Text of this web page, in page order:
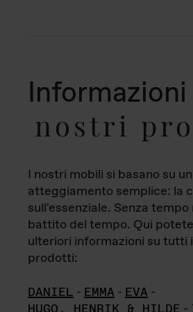
Informazioni
nostri
I nostri mobili si basano su un
atteggiamento semplice: la
sull'essenziale. Senza
battito del tempo. Qui
ulteriori informazioni su tutti
prodotti:
DANIEL - EMMA - EVA -
HUGO, HENRIK & HILDE -